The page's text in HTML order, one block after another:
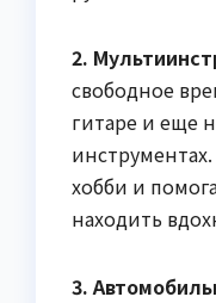
2.
свободное
гитаре и еще
хобби и
находить
3.